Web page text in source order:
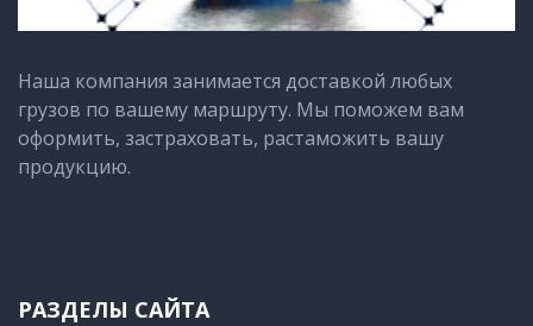
Наша компания занимается доставкой любых
грузов по вашему маршруту. Мы поможем вам
оформить, застраховать, растаможить вашу
продукцию.
РАЗДЕЛЫ САЙТА